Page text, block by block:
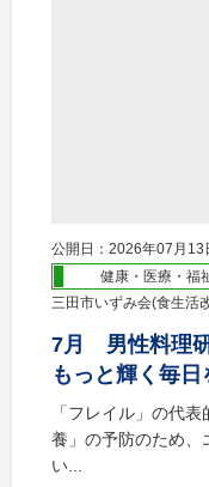
公開日：2026年07月13
健康・医療・福
三田市いずみ会(食生活
7月 男性料理
もっと輝く毎日
「フレイル」の代
養」の予防のため、
い...